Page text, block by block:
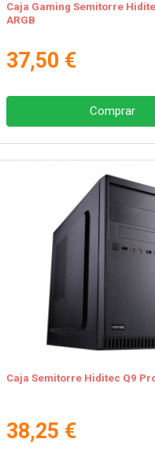
Caja Gaming Semitorre
ARGB
37,50 €
Comprar
Caja Semitorre Hiditec Q9
38,25 €